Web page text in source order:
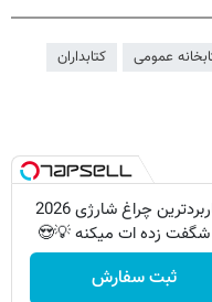
عمومی
کتابداران
پرکاربردترین چراغ شارژی 2026
زده ات میکنه 💡😍
ثبت سفارش